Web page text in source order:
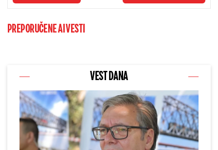
PREPORUČENE AI VESTI
VEST DANA